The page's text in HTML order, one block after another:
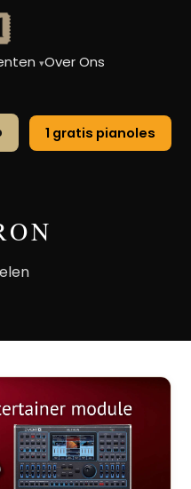
▾Over Ons
1 gratis pianoles